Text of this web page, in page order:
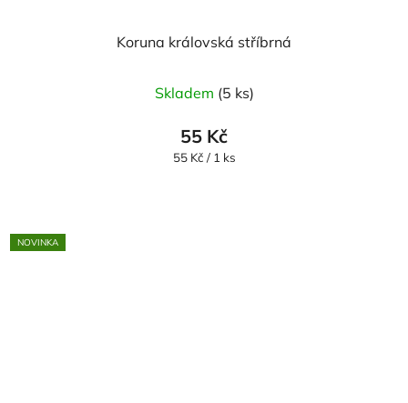
Koruna královská stříbrná
Skladem (5 ks)
55 Kč
Měrná
55 Kč / 1 ks
NOVINKA